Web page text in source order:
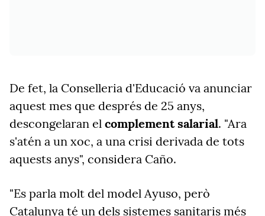
De fet, la Conselleria d'Educació va anunciar
aquest mes que després de 25 anys,
descongelaran el complement salarial. "Ara
s'atén a un xoc, a una crisi derivada de tots
aquests anys", considera Caño.
"Es parla molt del model Ayuso, però
Catalunya té un dels sistemes sanitaris més